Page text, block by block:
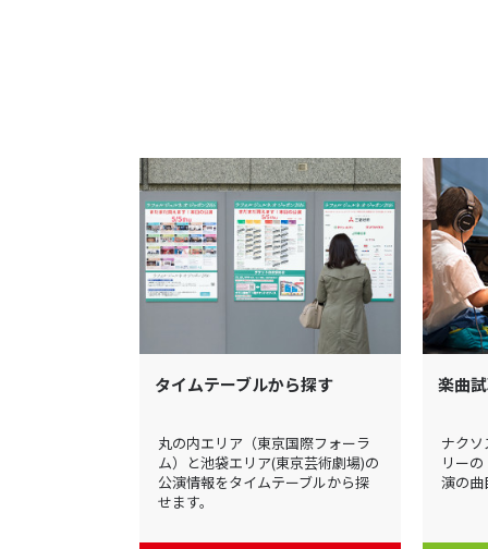
タイムテーブルから探す
丸の内エリア（東京国際フォーラ
ム）と池袋エリア(東京芸術劇場)の
公演情報をタイムテーブルから探
せます。
楽曲
ナク
リー
演の曲